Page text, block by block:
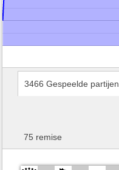
3466 Gespeelde partijen
75 remise